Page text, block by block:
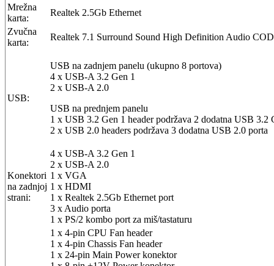
Mrežna
karta:
Realtek 2.5Gb Ethernet
Zvučna
karta:
Realtek 7.1 Surround Sound High Definition Audio
USB:
USB na zadnjem panelu (ukupno 8 portova)
4 x USB-A 3.2 Gen 1
2 x USB-A 2.0
USB na prednjem panelu
1 x USB 3.2 Gen 1 header podržava 2 dodatna USB 3.2
2 x USB 2.0 headers podržava 3 dodatna USB 2.0 porta
Konektori
na zadnjoj
strani:
4 x USB-A 3.2 Gen 1
2 x USB-A 2.0
1 x VGA
1 x HDMI
1 x Realtek 2.5Gb Ethernet port
3 x Audio porta
1 x PS/2 kombo port za miš/tastaturu
1 x 4-pin CPU Fan header
1 x 4-pin Chassis Fan header
1 x 24-pin Main Power konektor